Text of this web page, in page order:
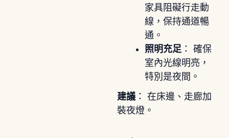
家具阻礙行走動
線，保持通道暢
通。
照明充足： 確保
室內光線明亮，
特別是夜間。
建議： 在床邊、走廊加
裝夜燈。